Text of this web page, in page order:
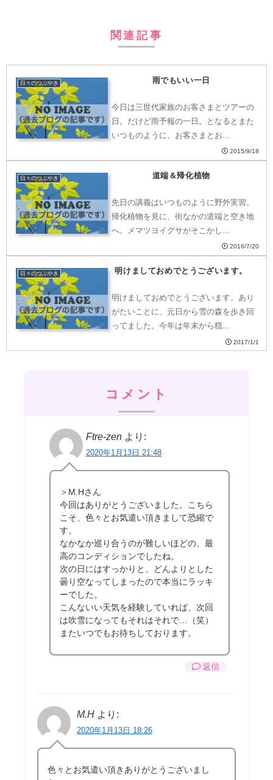
関連記事
日々のつぶやき 雨でもいい一日
今日は三世代家族のお客さまとツアーの
日。だけど雨予報の一日。となるとまた
いつものように、お客さまとお…
2015/9/18
日々のつぶやき 道端＆帰化植物
先日の講義はいつものように野外実習。
帰化植物を見に、街なかの道端と空き地
へ。メマツヨイグサがそこかし…
2016/7/20
日々のつぶやき 明けましておめでとうございます。
明けましておめでとうございます。あり
がたいことに、元日から雪の森を歩き回
ってました。今年は年末から穏…
2017/1/1
コメント
Ftre-zen より:
2020年1月13日 21:48
＞M.Hさん
今回はありがとうございました。こちら
こそ、色々とお気遣い頂きまして恐縮で
す。
なかなか巡り合うのが難しいほどの、最
高のコンディションでしたね。
次の日にはすっかりと、どんよりとした
曇り空なってしまったので本当にラッキ
ーでした。
こんないい天気を経験していれば、次回
は吹雪になってもそれはそれで…（笑）
またいつでもお待ちしております。
返信
M.H より:
2020年1月13日 18:26
色々とお気遣い頂きありがとうございまし